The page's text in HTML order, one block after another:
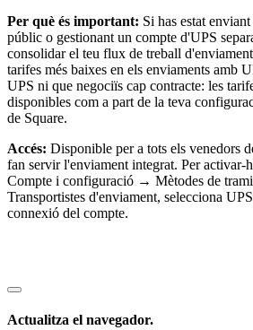
Per què és important: Si has estat
públic o gestionant un compte d'UPS
consolidar el teu flux de treball
tarifes més baixes en els enviaments amb
UPS ni que negociïs cap contracte: les
disponibles com a part de la teva
de Square.
Accés: Disponible per a tots els venedors
fan servir l'enviament integrat. Per activar-
Compte i configuració → Mètodes de
Transportistes d'enviament, selecciona
connexió del compte.
Actualitza el navegador.